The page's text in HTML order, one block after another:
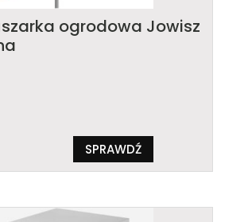
ogrodowa Jowisz
SPRAWDŹ